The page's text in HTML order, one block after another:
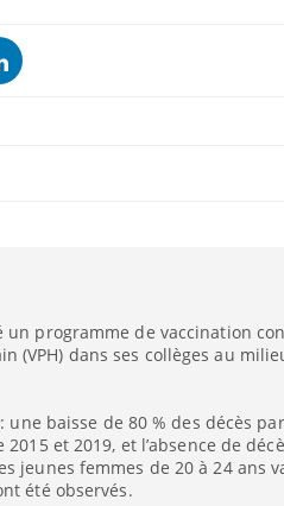
un programme de vaccination
(VPH) dans ses collèges au
baisse de 80 % des décès
et 2019, et l’absence de
jeunes femmes de 20 à 24 ans
été observés.